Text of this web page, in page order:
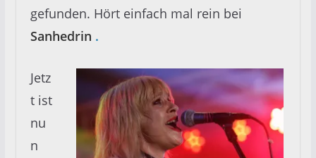
gefunden. Hört einfach mal rein bei
Sanhedrin .
Jetz
t ist
nu
n